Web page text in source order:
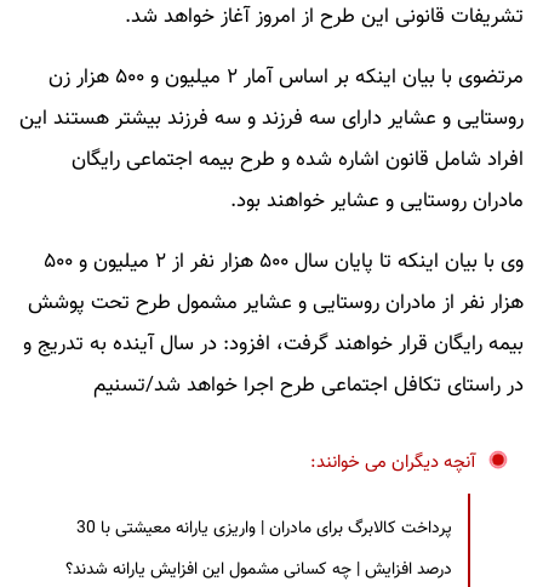
تشریفات قانونی این طرح از امروز آغاز خواهد شد.
مرتضوی با بیان اینکه بر اساس آمار ۲ میلیون و ۵۰۰ هزار زن
روستایی و عشایر دارای سه فرزند و سه فرزند بیشتر هستند این
افراد شامل قانون اشاره شده و طرح بیمه اجتماعی رایگان
مادران روستایی و عشایر خواهند بود.
وی با بیان اینکه تا پایان سال ۵۰۰ هزار نفر از ۲ میلیون و ۵۰۰
هزار نفر از مادران روستایی و عشایر مشمول طرح تحت پوشش
بیمه رایگان قرار خواهند گرفت، افزود: در سال آینده به تدریج و
در راستای تکافل اجتماعی طرح اجرا خواهد شد/تسنیم
آنچه دیگران می خوانند:
پرداخت کالابرگ برای مادران | واریزی یارانه معیشتی با 30
درصد افزایش | چه کسانی مشمول این افزایش یارانه شدند؟